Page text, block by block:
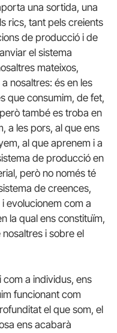
una sortida, una
rics, tant pels creients
de producció i de
el sistema
mateixos,
nosaltres: és en les
que consumim, de fet,
també es troba en
a les pors, al que ens
al que aprenem i a
de producció en
però no només té
de creences,
evolucionem com a
la qual ens constituïm,
i sobre el
com a individus, ens
funcionant com
el que som, el
ens acabarà